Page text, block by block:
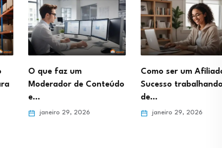
O que faz um
Moderador de Conteúdo
janeiro 29, 2026
Como ser um Afiliado de
Sucesso trabalhando
janeiro 29, 2026